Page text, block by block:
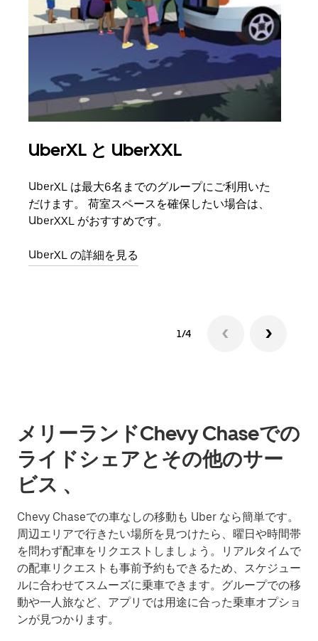
UberXL と UberXXL
UberXL は最大6名までのグループにご利用いた
だけます。 荷室スペースを確保したい場合は、
UberXXL がおすすめです。
UberXL の詳細を見る
1/4
メリーランドChevy Chaseでの
ライドシェアとその他のサー
ビス 、
Chevy Chaseでの車なしの移動も Uber なら簡単です。
周辺エリアで行きたい場所を見つけたら、曜日や時間帯
を問わず配車をリクエストしましょう。リアルタイムで
の配車リクエストも事前予約もできるため、スケジュー
ルに合わせてスムーズに乗車できます。グループでの移
動や一人旅など、アプリでは用途に合った乗車オプショ
ンが見つかります。